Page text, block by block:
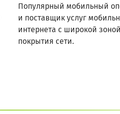
Популярный мобильный
и поставщик услуг
интернета с широкой зоной
покрытия сети.